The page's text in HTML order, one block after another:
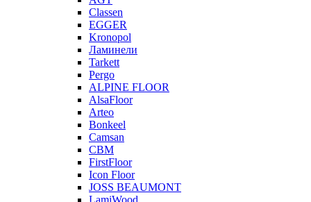
Classen
EGGER
Kronopol
Ламинели
Tarkett
Pergo
ALPINE FLOOR
AlsaFloor
Arteo
Bonkeel
Camsan
CBM
FirstFloor
Icon Floor
JOSS BEAUMONT
LamiWood